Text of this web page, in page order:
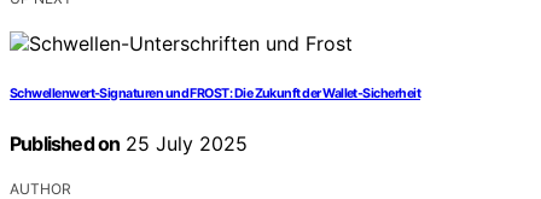
Schwellenwert-Signaturen und FROST: Die Zukunft der Wallet-Sicherheit
Published on 25 July 2025
AUTHOR